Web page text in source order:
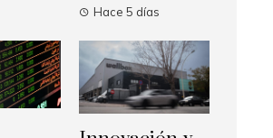
Hace 5 días